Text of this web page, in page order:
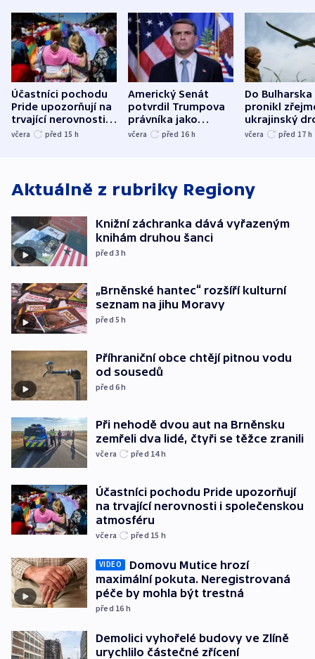
Účastníci pochodu
Pride upozorňují na
trvající nerovnosti i
společenskou
včera před 15 h
Americký Senát
potvrdil Trumpova
právníka jako
ministra
včera před 16 h
Do Bulharska
pronikl
ukrajinský
explodoval
včera před 17 h
Aktuálně z rubriky Regiony
Knižní záchranka dává vyřazeným
knihám druhou šanci
před 3h
„Brněnské hantec“ rozšíří kulturní
seznam na jihu Moravy
před 5h
Příhraniční obce chtějí pitnou vodu
od sousedů
před 6h
Při nehodě dvou aut na Brněnsku
zemřeli dva lidé, čtyři se těžce zranili
včera před 14h
Účastníci pochodu Pride upozorňují
na trvající nerovnosti i společenskou
atmosféru
včera před 15 h
VIDEO
Domovu Mutice hrozí
maximální pokuta. Neregistrovaná
péče by mohla být trestná
před 16 h
Demolici vyhořelé budovy ve Zlíně
urychlilo částečné zřícení